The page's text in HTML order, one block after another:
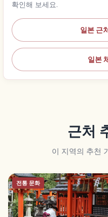
확인해 보세요.
일본 근
일본
근처
이 지역의 추천
전통 문화